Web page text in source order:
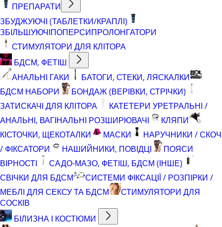
ПРЕПАРАТИ
ЗБУДЖУЮЧІ (ТАБЛЕТКИ/КРАПЛІ)
ЗБІЛЬШУЮЧІПОПЕРСИПРОЛОНГАТОРИ
СТИМУЛЯТОРИ ДЛЯ КЛІТОРА
БДСМ, ФЕТІШ
АНАЛЬНІ ГАКИ
БАТОГИ, СТЕКИ, ЛЯСКАЛКИ
БДСМ НАБОРИ
БОНДАЖ (ВЕРІВКИ, СТРІЧКИ)
ЗАТИСКАЧІ ДЛЯ КЛІТОРА
КАТЕТЕРИ УРЕТРАЛЬНІ /
АНАЛЬНІ, ВАГІНАЛЬНІ РОЗШИРЮВАЧІ
КЛЯПИ
КІСТОЧКИ, ЩЕКОТАЛКИ
МАСКИ
НАРУЧНИКИ / СКОЧ
/ ФІКСАТОРИ
НАШИЙНИКИ, ПОВІДЦІ
ПОЯСИ
ВІРНОСТІ
САДО-МАЗО, ФЕТІШ, БДСМ (ІНШЕ)
СВІЧКИ ДЛЯ БДСМ
СИСТЕМИ ФІКСАЦІЇ / РОЗПІРКИ /
МЕБЛІ ДЛЯ СЕКСУ ТА БДСМ
СТИМУЛЯТОРИ ДЛЯ
СОСКІВ
БІЛИЗНА І КОСТЮМИ